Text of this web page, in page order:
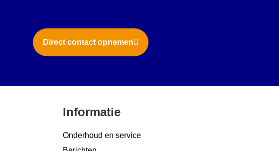
Direct contact opnemen
Informatie
Onderhoud en service